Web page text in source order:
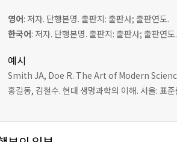
영어: 저자. 단행본명. 출판지: 출판사; 출판연도.
한국어: 저자. 단행본명. 출판지: 출판사; 출판연도.
예시
Smith JA, Doe R. The Art of Modern
홍길동, 김철수. 현대 생명과학의 이해. 서울: 표